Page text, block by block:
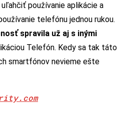
používanie aplikácie a
telefónu jednou rukou.
spravila už aj s inými
Telefón. Kedy sa tak táto
smartfónov nevieme ešte